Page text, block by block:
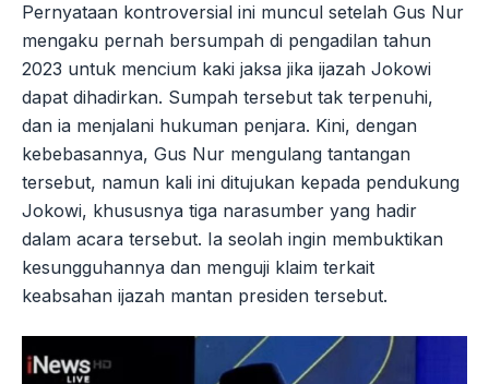
Pernyataan kontroversial ini muncul setelah Gus Nur
mengaku pernah bersumpah di pengadilan tahun
2023 untuk mencium kaki jaksa jika ijazah Jokowi
dapat dihadirkan. Sumpah tersebut tak terpenuhi,
dan ia menjalani hukuman penjara. Kini, dengan
kebebasannya, Gus Nur mengulang tantangan
tersebut, namun kali ini ditujukan kepada pendukung
Jokowi, khususnya tiga narasumber yang hadir
dalam acara tersebut. Ia seolah ingin membuktikan
kesungguhannya dan menguji klaim terkait
keabsahan ijazah mantan presiden tersebut.